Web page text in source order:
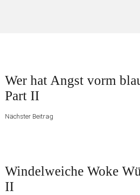
Nächster
Beitrag
Wer hat Angst vorm
Part II
Nächster Beitrag
Vorheriger
Beitrag
Windelweiche Woke
II